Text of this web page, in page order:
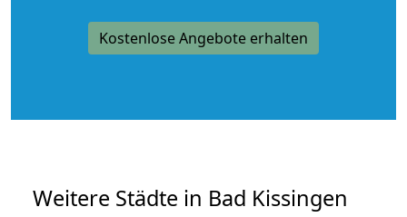
Kostenlose Angebote erhalten
Weitere Städte in Bad Kissingen